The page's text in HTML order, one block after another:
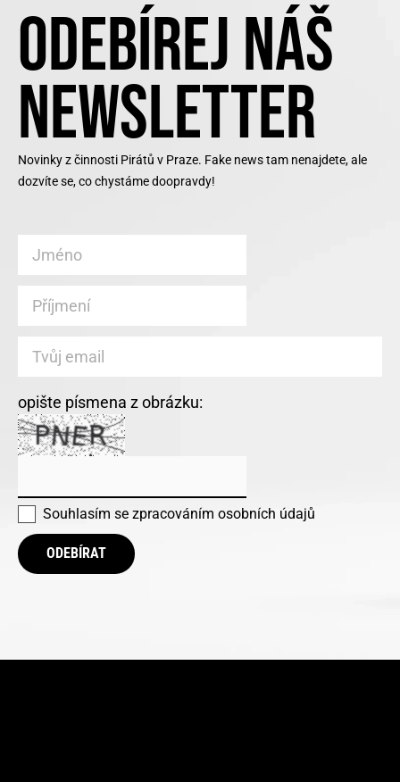
ODEBÍREJ NÁŠ
NEWSLETTER
Novinky z činnosti Pirátů v Praze. Fake news tam nenajdete, ale
dozvíte se, co chystáme doopravdy!
opište písmena z obrázku:
Souhlasím se zpracováním osobních údajů
ODEBÍRAT